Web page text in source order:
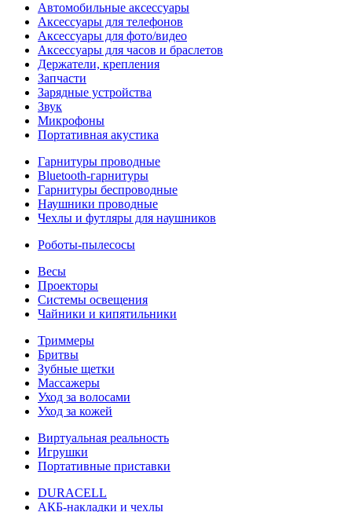
Автомобильные аксессуары
Аксессуары для телефонов
Аксессуары для фото/видео
Аксессуары для часов и браслетов
Держатели, крепления
Запчасти
Зарядные устройства
Звук
Микрофоны
Портативная акустика
Гарнитуры проводные
Bluetooth-гарнитуры
Гарнитуры беспроводные
Наушники проводные
Чехлы и футляры для наушников
Роботы-пылесосы
Весы
Проекторы
Системы освещения
Чайники и кипятильники
Триммеры
Бритвы
Зубные щетки
Массажеры
Уход за волосами
Уход за кожей
Виртуальная реальность
Игрушки
Портативные приставки
DURACELL
АКБ-накладки и чехлы